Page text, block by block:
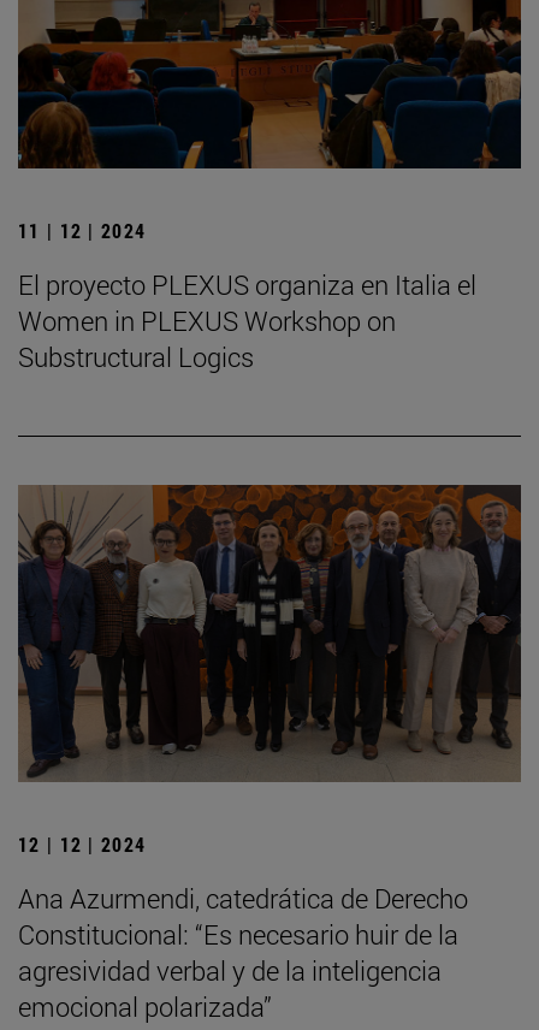
11 | 12 | 2024
El proyecto PLEXUS organiza en Italia el
Women in PLEXUS Workshop on
Substructural Logics
12 | 12 | 2024
Ana Azurmendi, catedrática de Derecho
Constitucional: “Es necesario huir de la
agresividad verbal y de la inteligencia
emocional polarizada”